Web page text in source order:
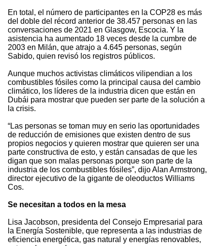
En total, el número de participantes en la COP28 es más
del doble del récord anterior de 38.457 personas en las
conversaciones de 2021 en Glasgow, Escocia. Y la
asistencia ha aumentado 18 veces desde la cumbre de
2003 en Milán, que atrajo a 4.645 personas, según
Sabido, quien revisó los registros públicos.
Aunque muchos activistas climáticos vilipendian a los
combustibles fósiles como la principal causa del cambio
climático, los líderes de la industria dicen que están en
Dubái para mostrar que pueden ser parte de la solución a
la crisis.
“Las personas se toman muy en serio las oportunidades
de reducción de emisiones que existen dentro de sus
propios negocios y quieren mostrar que quieren ser una
parte constructiva de esto, y están cansadas de que les
digan que son malas personas porque son parte de la
industria de los combustibles fósiles”, dijo Alan Armstrong,
director ejecutivo de la gigante de oleoductos Williams
Cos.
Se necesitan a todos en la mesa
Lisa Jacobson, presidenta del Consejo Empresarial para
la Energía Sostenible, que representa a las industrias de
eficiencia energética, gas natural y energías renovables,